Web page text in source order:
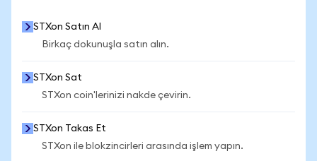
STXon Satın Al
Birkaç dokunuşla satın alın.
STXon Sat
STXon coin'lerinizi nakde çevirin.
STXon Takas Et
STXon ile blokzincirleri arasında işlem yapın.